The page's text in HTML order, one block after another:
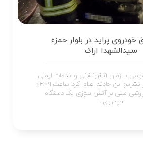
خودروی پراید در بلوار حمزه
سیدالشهدا اراک
سازمان آتش‌نشانی و خدمات ایمنی
شهرداری اراک، در تشریح این حادثه اعلام کرد: ساعت ۰۴:۰۹
مبنی بر آتش سوزی یک دستگاه
خودروی...